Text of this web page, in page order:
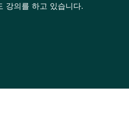
강의를 하고 있습니다.